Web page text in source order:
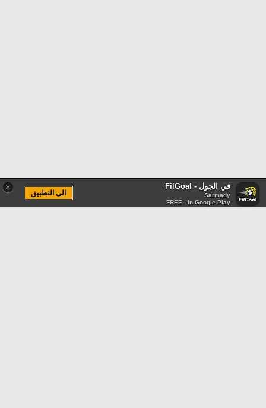
× في الجول - FilGoal
Sarmady
FREE - In Google Play
الى التطبيق